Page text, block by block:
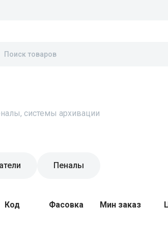
системы архивации
Пеналы
Код Фасовка Мин заказ